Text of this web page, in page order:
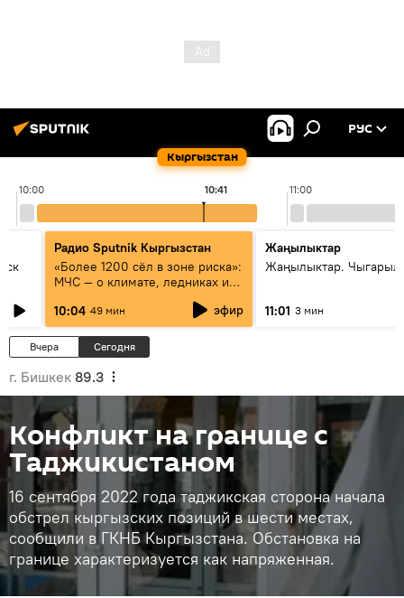
Кыргызстан
РУС
10:00 11:00
10:41
Радио Sputnik Кыргызстан
«Более 1200 сёл в зоне риска»:
МЧС — о климате, ледниках и
населения
10:04 49 мин эфир
Жаңылыктар
Жаңылыктар.
11:01 3 мин
Вчера Сегодня
г. Бишкек 89.3
Конфликт на границе с
Таджикистаном
16 сентября 2022 года таджикская сторона начала
обстрел кыргызских позиций в шести местах,
сообщили в ГКНБ Кыргызстана. Обстановка на
границе характеризуется как напряженная.